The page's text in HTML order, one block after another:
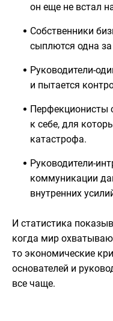
он еще не встал
Собственники
сыплются одна
Руководители-
и пытается
Перфекционисты
к себе, для
катастрофа.
Руководители-
коммуникации
внутренних
И статистика
когда мир
то экономические
основателей и
все чаще.